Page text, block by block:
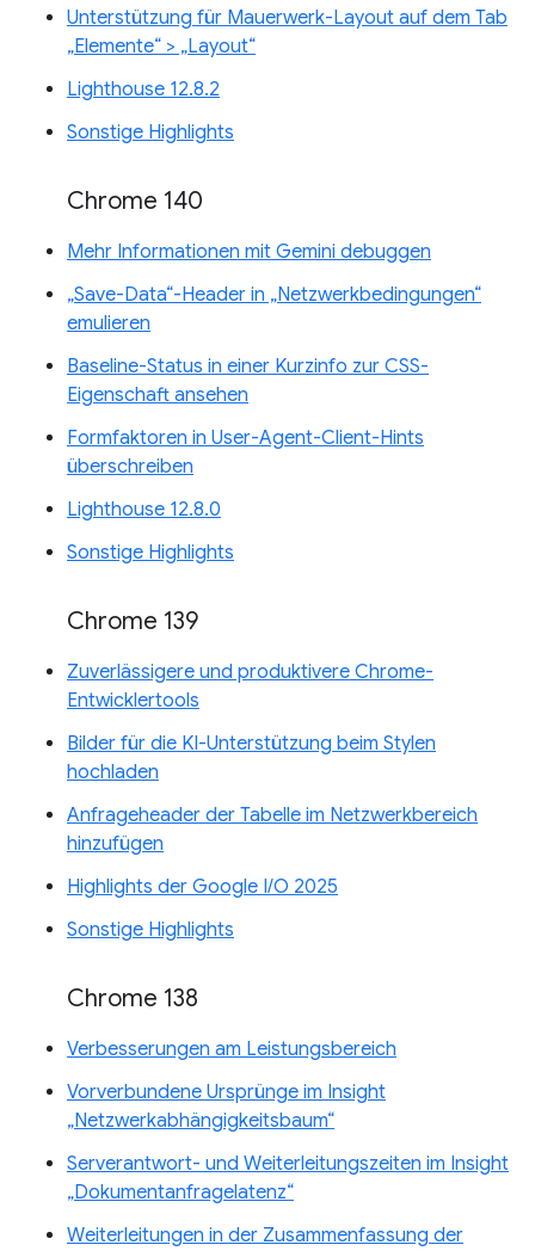
Unterstützung für Mauerwerk-Layout auf dem Tab
„Elemente“ > „Layout“
Lighthouse 12.8.2
Sonstige Highlights
Chrome 140
Mehr Informationen mit Gemini debuggen
„Save-Data“-Header in „Netzwerkbedingungen“
emulieren
Baseline-Status in einer Kurzinfo zur CSS-
Eigenschaft ansehen
Formfaktoren in User-Agent-Client-Hints
überschreiben
Lighthouse 12.8.0
Sonstige Highlights
Chrome 139
Zuverlässigere und produktivere Chrome-
Entwicklertools
Bilder für die KI-Unterstützung beim Stylen
hochladen
Anfrageheader der Tabelle im Netzwerkbereich
hinzufügen
Highlights der Google I/O 2025
Sonstige Highlights
Chrome 138
Verbesserungen am Leistungsbereich
Vorverbundene Ursprünge im Insight
„Netzwerkabhängigkeitsbaum“
Serverantwort- und Weiterleitungszeiten im Insight
„Dokumentanfragelatenz“
Weiterleitungen in der Zusammenfassung der